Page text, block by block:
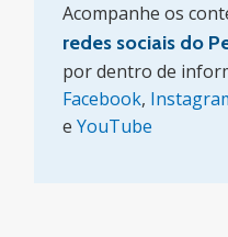
Acompanhe os
redes sociais do
por dentro de
Facebook,
eYouTube